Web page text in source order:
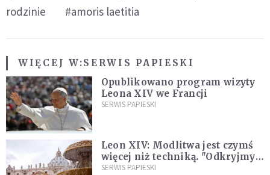
rodzinie
#amoris laetitia
WIĘCEJ W:SERWIS PAPIESKI
Opublikowano program wizyty
Leona XIV we Francji
SERWIS PAPIESKI
Leon XIV: Modlitwa jest czymś
więcej niż techniką. "Odkryjmy
ją na nowo"
SERWIS PAPIESKI